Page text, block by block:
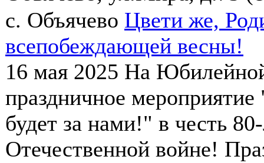
с. Объячево Цвети же,
всепобеждающей весны!
16 мая 2025 На
праздничное
будет за нами!" в честь
Отечественной войне!